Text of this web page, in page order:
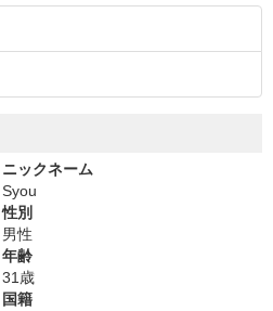
ニックネーム
Syou
性別
男性
年齢
31歳
国籍